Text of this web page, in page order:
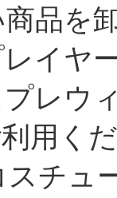
品を
イヤ
レウ
用く
スチュ